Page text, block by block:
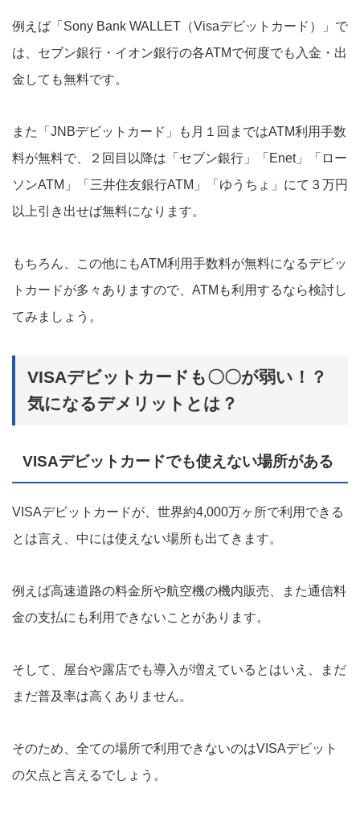
例えば「Sony Bank WALLET（Visaデビットカード）」で
は、セブン銀行・イオン銀行の各ATMで何度でも入金・出
金しても無料です。
また「JNBデビットカード」も月１回まではATM利用手数
料が無料で、２回目以降は「セブン銀行」「Enet」「ロー
ソンATM」「三井住友銀行ATM」「ゆうちょ」にて３万円
以上引き出せば無料になります。
もちろん、この他にもATM利用手数料が無料になるデビッ
トカードが多々ありますので、ATMも利用するなら検討し
てみましょう。
VISAデビットカードも〇〇が弱い！？
気になるデメリットとは？
VISAデビットカードでも使えない場所がある
VISAデビットカードが、世界約4,000万ヶ所で利用できる
とは言え、中には使えない場所も出てきます。
例えば高速道路の料金所や航空機の機内販売、また通信料
金の支払にも利用できないことがあります。
そして、屋台や露店でも導入が増えているとはいえ、まだ
まだ普及率は高くありません。
そのため、全ての場所で利用できないのはVISAデビット
の欠点と言えるでしょう。